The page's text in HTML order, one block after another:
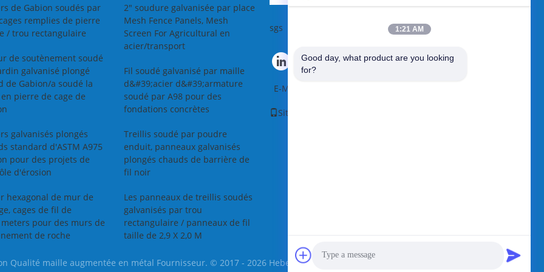
galvanisé le fil de
pour l'attache
L'électro de
22 du bwg 21
galvanisé le fil
brillants
Jarret:lumineux et
lisse
lisse
de Gabion soudés par
remplies de pierre
/ trou rectangulaire
de soutènement soudé
galvanisé plongé
de Gabion/a soudé la
pierre de cage de
galvanisés plongés
standard d'ASTM A975
pour des projets de
d'érosion
hexagonal de mur de
cages de fil de
pour des murs de
de roche
2" soudure galvanisée par place
Mesh Fence Panels, Mesh
Screen For Agricultural en
acier/transport
Fil soudé galvanisé par maille
d&#39;acier d&#39;armature
soudé par A98 pour des
fondations concrètes
Treillis soudé par poudre
enduit, panneaux galvanisés
plongés chauds de barrière de
fil noir
Les panneaux de treillis soudés
galvanisés par trou
rectangulaire / panneaux de fil
taille de 2,9 X 2,0 M
sgs
E-Mail
Site mobile
Qualité maille augmentée en métal Fournisseur. © 2017 - 2026 Hebei Qijie Wire Mesh MFG Co., Ltd. All Rights Reserved.
1:21 AM
Good day, what product are you looking
for?